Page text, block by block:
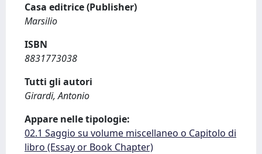
Casa editrice (Publisher)
Marsilio
ISBN
8831773038
Tutti gli autori
Girardi, Antonio
Appare nelle tipologie:
02.1 Saggio su volume miscellaneo o Capitolo di
libro (Essay or Book Chapter)